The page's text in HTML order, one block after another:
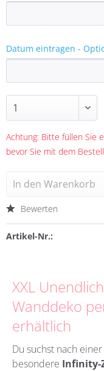
Datum eintragen -
Achtung: Bitte füllen Sie
bevor Sie mit dem
In den Warenkorb
Bewerten
Artikel-Nr.:
XXL
Wanddeko
erhältlich
Du suchst nach
besondere Infinity-